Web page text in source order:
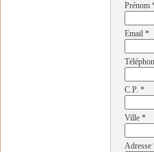
Prénom
Email *
C.P. *
Ville *
Adresse